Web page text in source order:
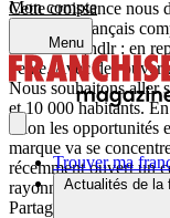
Mon compte
Menu
Trouver ma
Actualités de la
Cette croissance nous
Le réseau français
franchisés (ndlr : en
vente. Avec des
Nous souhaitons aller
et 10 000 habitants.
selon les
marque va se
récemment ouvert un
rayonnages en Inde.
Partager sur :